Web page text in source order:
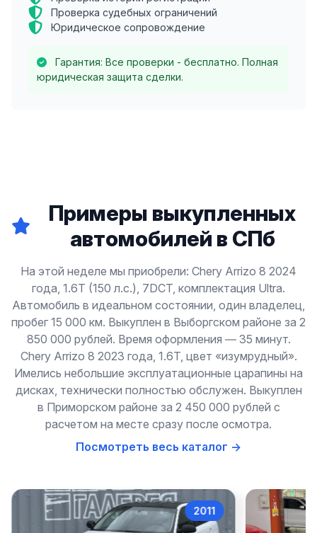
Проверка судебных ограничений
Юридическое сопровождение
Гарантия: Все проверки - бесплатно. Полная
юридическая защита сделки.
Примеры выкупленных
автомобилей в СПб
На этой неделе мы приобрели: Chery Arrizo 8 2024
года, 1.6T (150 л.с.), 7DCT, комплектация Ultra.
Автомобиль в идеальном состоянии, один владелец,
пробег 15 000 км. Выкуплен в Выборгском районе за 2
850 000 рублей. Время оформления — 35 минут.
Chery Arrizo 8 2023 года, 1.6T, цвет «изумрудный».
Имелись небольшие эксплуатационные царапины на
дисках, технически полностью обслужен. Выкуплен
в Приморском районе за 2 450 000 рублей с
расчетом на месте сразу после осмотра.
Посмотреть весь каталог →
2011